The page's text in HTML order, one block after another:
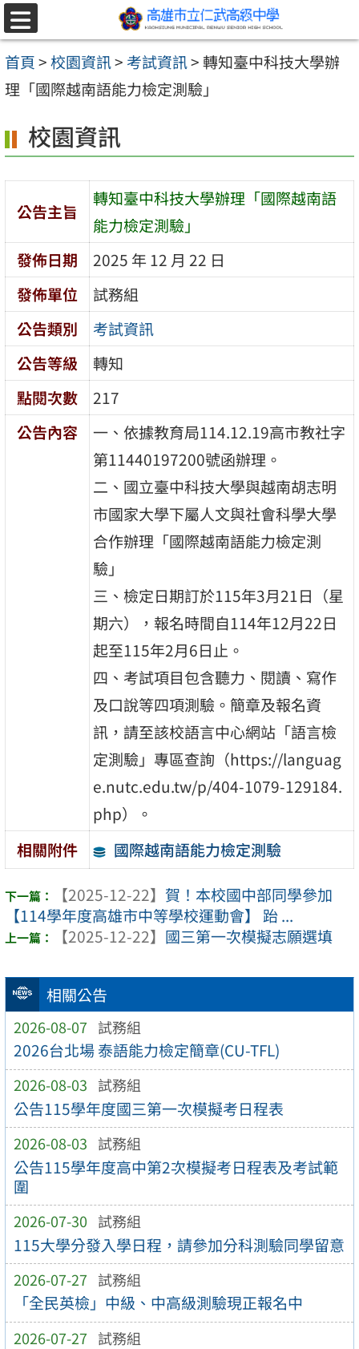
跳至主要內容區
選
單
首頁>校園資訊> 考試資訊>轉知臺中科技大學辦
理「國際越南語能力檢定測驗」
相關公告
2026-08-07 試務組
2026台北場 泰語能力檢定簡章(CU-TFL)
2026-08-03 試務組
公告115學年度國三第一次模擬考日程表
2026-08-03 試務組
公告115學年度高中第2次模擬考日程表及考試範
圍
2026-07-30 試務組
115大學分發入學日程，請參加分科測驗同學留意
2026-07-27 試務組
「全民英檢」中級、中高級測驗現正報名中
2026-07-27 試務組
校園資訊
公告主旨
轉知臺中科技大學辦理「國際越南語
能力檢定測驗」
發佈日期
2025 年 12 月 22 日
發佈單位
試務組
公告類別
考試資訊
公告等級
轉知
點閱次數
217
公告內容
一、依據教育局114.12.19高市教社字
第11440197200號函辦理。
二、國立臺中科技大學與越南胡志明
市國家大學下屬人文與社會科學大學
合作辦理「國際越南語能力檢定測
驗」
三、檢定日期訂於115年3月21日（星
期六），報名時間自114年12月22日
起至115年2月6日止。
四、考試項目包含聽力、閱讀、寫作
及口說等四項測驗。簡章及報名資
訊，請至該校語言中心網站「語言檢
定測驗」專區查詢（https://languag
e.nutc.edu.tw/p/404-1079-129184.
php）。
相關附件
國際越南語能力檢定測驗
【2025-12-22】 賀！本校國中部同學參加
【114學年度高雄市中等學校運動會】 跆 ...
【2025-12-22】 國三第一次模擬志願選填